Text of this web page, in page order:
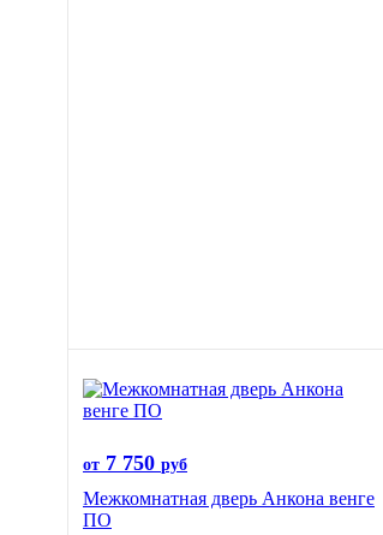
от 7 750 руб
Межкомнатная дверь Анкона венге
ПО